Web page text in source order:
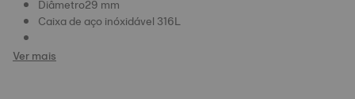
Diâmetro29 mm
Caixa de aço inóxidável 316L
Ver mais